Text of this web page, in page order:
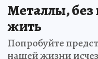
Металлы,
жить
Попробуйте
нашей жизни